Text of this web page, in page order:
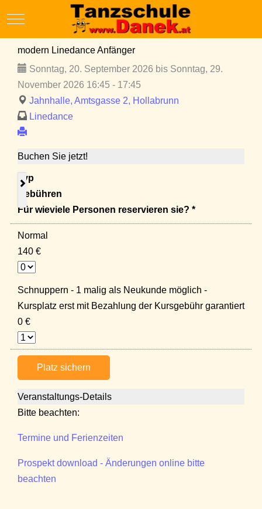
Mobile Menu Toggle
modern Linedance Anfänger
Sonntag, 20. September 2026 bis Sonntag, 29.
November 2026 16:45 - 17:45
Jahnhalle, Amtsgasse 2, Hollabrunn
Linedance
Buchen Sie jetzt!
Typ
Gebühren
Für wieviele Personen reservieren sie? *
Normal
140 €
Schnuppern - 1 malig als Neukunde möglich -
Kursplatz erst mit Bezahlung der Kursgebühr garantiert
0 €
Platz sichern
Veranstaltungs-Details
Bitte beachten:
Termine und Ferienzeiten
Prospekt download - Änderungen online bitte
beachten